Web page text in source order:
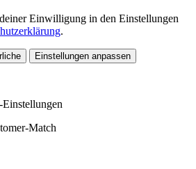
Einwilligung in den Einstellungen
.
Einstellungen anpassen
Match